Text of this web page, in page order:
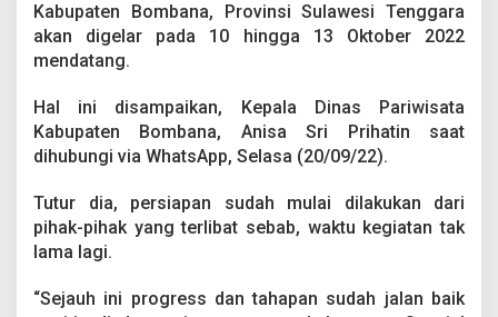
Kabupaten Bombana, Provinsi Sulawesi Tenggara
akan digelar pada 10 hingga 13 Oktober 2022
mendatang.
Hal ini disampaikan, Kepala Dinas Pariwisata
Kabupaten Bombana, Anisa Sri Prihatin saat
dihubungi via WhatsApp, Selasa (20/09/22).
Tutur dia, persiapan sudah mulai dilakukan dari
pihak-pihak yang terlibat sebab, waktu kegiatan tak
lama lagi.
“Sejauh ini progress dan tahapan sudah jalan baik